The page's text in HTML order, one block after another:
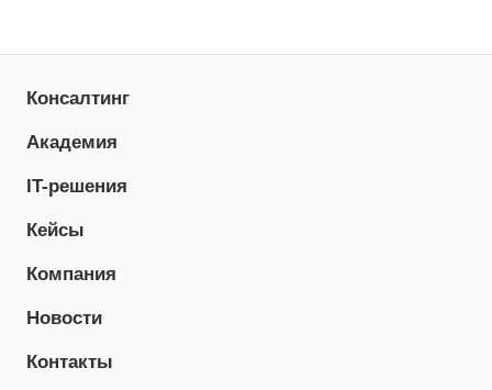
Консалтинг
Академия
IT-решения
Кейсы
Компания
Новости
Контакты